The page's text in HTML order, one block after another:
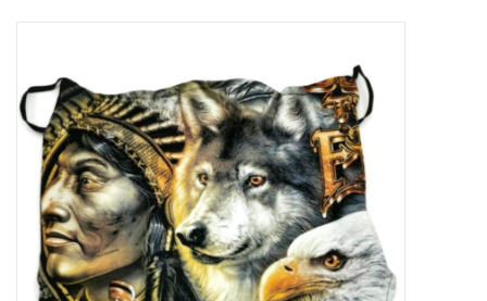
Tassen
Veronese Design
Giftware & Lifestyle &
Collectables